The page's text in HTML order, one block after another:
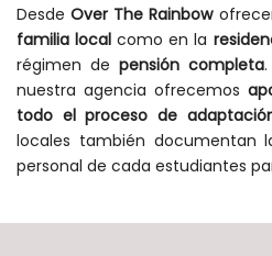
DesdeOver The Rainbow
familia local como en la
régimen de pensión completa
nuestra agencia ofrecemos
todo el proceso de
locales también documentan
personal de cada estudiantes